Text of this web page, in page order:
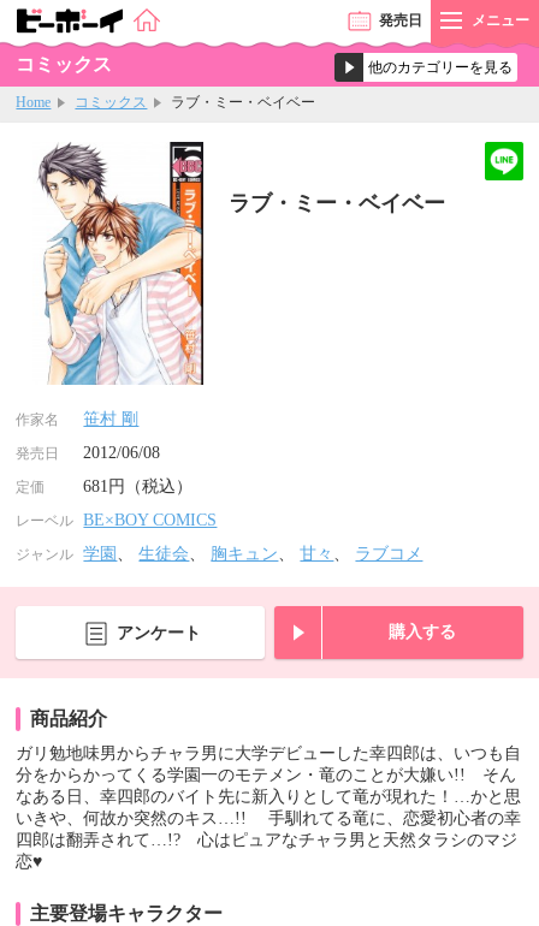
発売日 メニュー
コミックス
Home コミックス ラブ・ミー・ベイベー
ラブ・ミー・ベイベー
作家名 笹村 剛
発売日 2012/06/08
定価 681円（税込）
レーベル BE×BOY COMICS
ジャンル 学園 、生徒会、 胸キュン、甘々 、 ラブコメ
アンケート 購入する
商品紹介
ガリ勉地味男からチャラ男に大学デビューした幸四郎は、いつも自
分をからかってくる学園一のモテメン・竜のことが大嫌い!! そん
なある日、幸四郎のバイト先に新入りとして竜が現れた！…かと思
いきや、何故か突然のキス…!! 手馴れてる竜に、恋愛初心者の幸
四郎は翻弄されて…!? 心はピュアなチャラ男と天然タラシのマジ
恋♥
主要登場キャラクター